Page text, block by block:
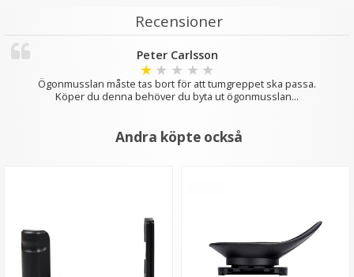
JJC Deluxe avtryckarknapp - Guld & Svart
★★★★ ★
Recensioner
Peter Carlsson
★ ★ ★ ★ ★
Ögonmusslan måste tas bort för att tumgreppet ska passa.
Köper du denna behöver du byta ut ögonmusslan...
Andra köpte också